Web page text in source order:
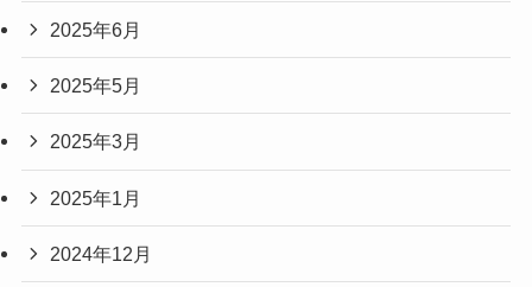
2025年6月
2025年5月
2025年3月
2025年1月
2024年12月